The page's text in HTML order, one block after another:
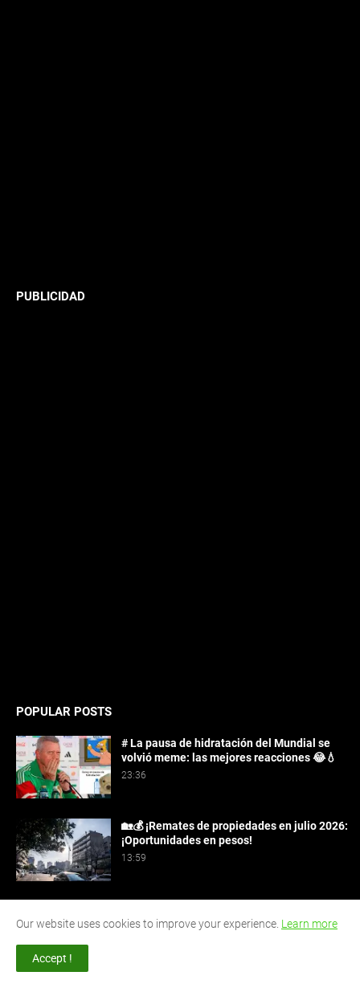
PUBLICIDAD
POPULAR POSTS
# La pausa de hidratación del Mundial se
volvió meme: las mejores reacciones 😂💧
23:36
🏡💰 ¡Remates de propiedades en julio 2026:
¡Oportunidades en pesos!
13:59
cerca de San Ignacio 🏍️💥
Our website uses cookies to improve your experience. Learn more
Accept !